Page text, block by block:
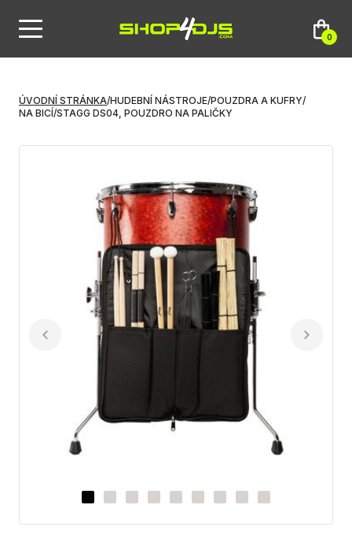
0
ÚVODNÍ STRÁNKA/HUDEBNÍ NÁSTROJE/POUZDRA A KUFRY/
NA BICÍ/STAGG DS04, POUZDRO NA PALIČKY